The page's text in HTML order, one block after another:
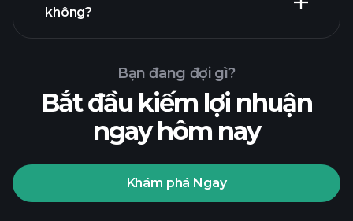
Playtrade
Tournaments
nhà môi
không?
Bạn đang đợi gì?
Bắt đầu kiếm lợi nhuận
ngay hôm nay
Khám phá Ngay